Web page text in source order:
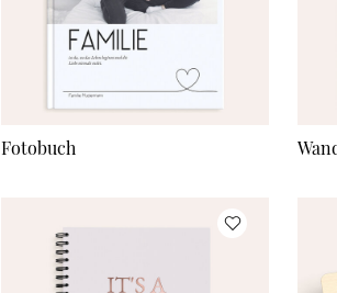
Fotobuch